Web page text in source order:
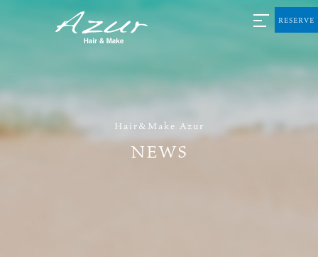
Hair&Make Azur
NEWS
RESERVE